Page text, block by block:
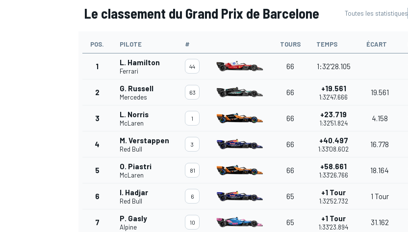
WEC
Le classement du Grand Prix de Barcelone Toutes les statistiques
POS. PILOTE # TOURS TEMPS ÉCART
1 L. Hamilton
Ferrari
44 66 1:32'28.105
2 G. Russell
Mercedes
63 66 +19.561
1:32'47.666
19.561
3 L. Norris
McLaren
1 66 +23.719
1:32'51.824
4.158
4 M. Verstappen
Red Bull
3 66 +40.497
1:33'08.602
16.778
5 O. Piastri
McLaren
81 66 +58.661
1:33'26.766
18.164
6 I. Hadjar
Red Bull
6 65 +1 Tour
1:32'52.732
1 Tour
7 P. Gasly
Alpine
10 65 +1 Tour
1:33'23.894
31.162